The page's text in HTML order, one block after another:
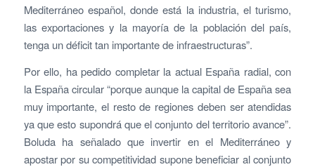
Mediterráneo español, donde está la industria, el turismo,
las exportaciones y la mayoría de la población del país,
tenga un déficit tan importante de infraestructuras”.
Por ello, ha pedido completar la actual España radial, con
la España circular “porque aunque la capital de España sea
muy importante, el resto de regiones deben ser atendidas
ya que esto supondrá que el conjunto del territorio avance”.
Boluda ha señalado que invertir en el Mediterráneo y
apostar por su competitividad supone beneficiar al conjunto